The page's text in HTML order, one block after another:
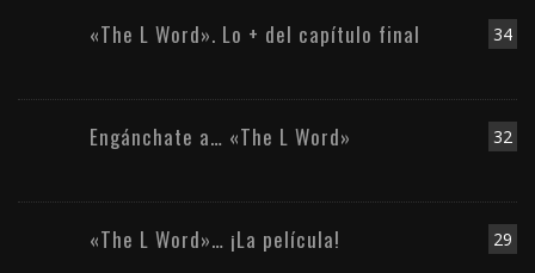
34
«The L Word». Lo + del capítulo final
32
Engánchate a… «The L Word»
29
«The L Word»… ¡La película!